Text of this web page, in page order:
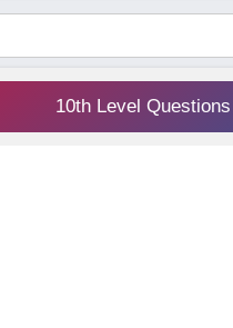
10th Level Questions